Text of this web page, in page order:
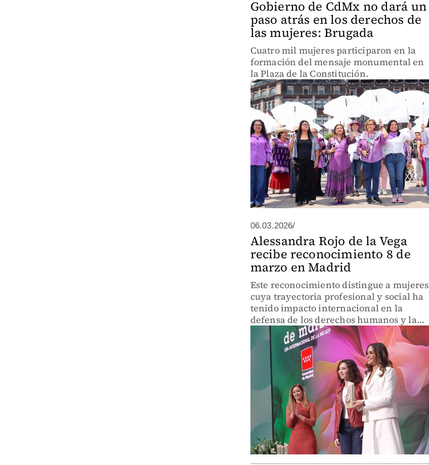
Gobierno de CdMx no dará un
paso atrás en los derechos de
las mujeres: Brugada
Cuatro mil mujeres participaron en la
formación del mensaje monumental en
la Plaza de la Constitución.
06.03.2026/
Alessandra Rojo de la Vega
recibe reconocimiento 8 de
marzo en Madrid
Este reconocimiento distingue a mujeres
cuya trayectoria profesional y social ha
tenido impacto internacional en la
defensa de los derechos humanos y la
igualdad.